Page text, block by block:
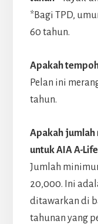
*Bagi TPD,
60 tahun.
Apakah
Pelan ini
tahun.
Apakah jumlah
untuk AIA A-
Jumlah
20,000. Ini
ditawarkan di
tahunan yang